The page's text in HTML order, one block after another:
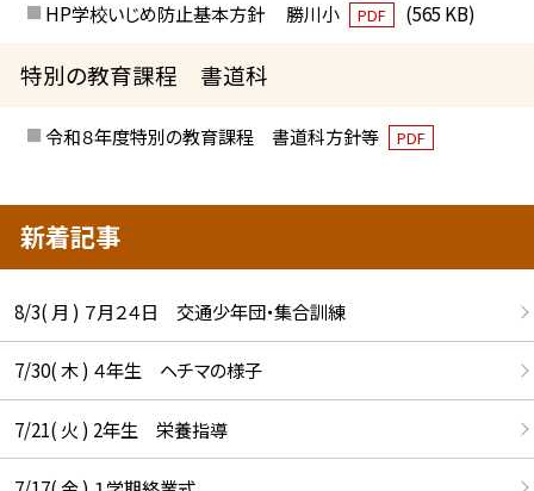
HP学校いじめ防止基本方針 勝川小 PDF (565 KB)
特別の教育課程 書道科
令和８年度特別の教育課程 書道科方針等 PDF
新着記事
8/3( 月 ) ７月２４日 交通少年団・集合訓練
7/30( 木 ) ４年生 ヘチマの様子
7/21( 火 ) 2年生 栄養指導